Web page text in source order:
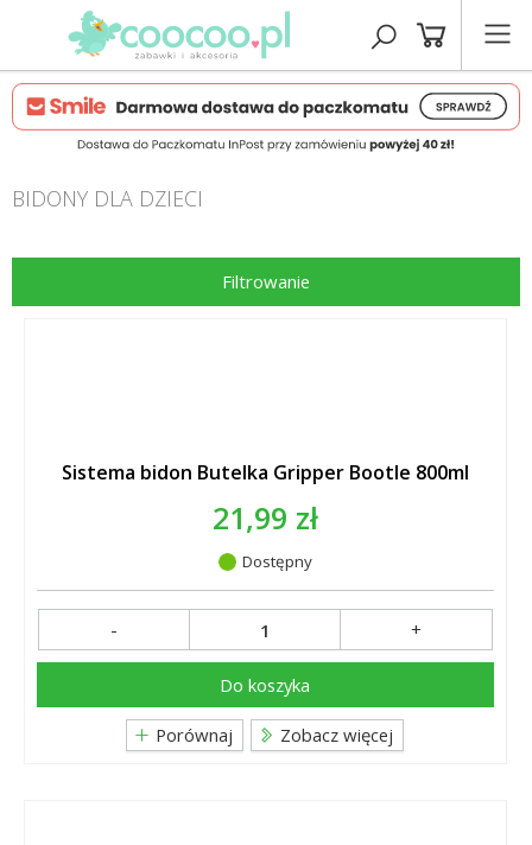
BIDONY DLA DZIECI
Filtrowanie
Sistema bidon Butelka Gripper Bootle 800ml
21,99 zł
Dostępny
- +
Do koszyka
Porównaj Zobacz więcej